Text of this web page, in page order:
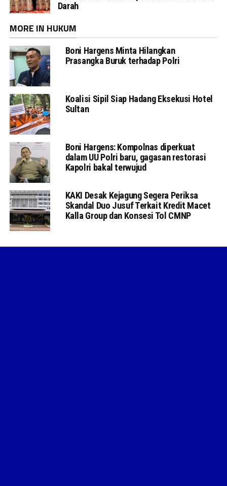
Darah
MORE IN HUKUM
Boni Hargens Minta Hilangkan
Prasangka Buruk terhadap Polri
Koalisi Sipil Siap Hadang Eksekusi Hotel
Sultan
Boni Hargens: Kompolnas diperkuat
dalam UU Polri baru, gagasan restorasi
Kapolri bakal terwujud
KAKI Desak Kejagung Segera Periksa
Skandal Duo Jusuf Terkait Kredit Macet
Kalla Group dan Konsesi Tol CMNP